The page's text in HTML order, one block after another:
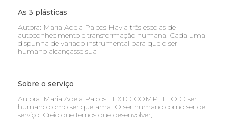
As 3 plásticas
Autora: Maria Adela Palcos Havia três escolas de
autoconhecimento e transformação humana. Cada uma
dispunha de variado instrumental para que o ser
humano alcançasse sua
Sobre o serviço
Autora: Maria Adela Palcos TEXTO COMPLETO O ser
humano como ser que ama. O ser humano como ser de
serviço. Creio que temos que desenvolver,